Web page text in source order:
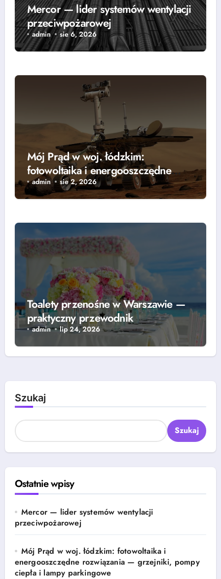
Mercor — lider systemów wentylacji
przeciwpożarowej
admin sie 6, 2026
Mój Prąd w woj. łódzkim:
fotowoltaika i energooszczędne
rozwiązania — grzejniki, pompy
ciepła i lampy parkingowe
admin sie 2, 2026
Toalety przenośne w Warszawie —
praktyczny przewodnik
admin lip 24, 2026
Szukaj
Szukaj
Ostatnie wpisy
Mercor — lider systemów wentylacji
przeciwpożarowej
Mój Prąd w woj. łódzkim: fotowoltaika i
energooszczędne rozwiązania — grzejniki, pompy
ciepła i lampy parkingowe